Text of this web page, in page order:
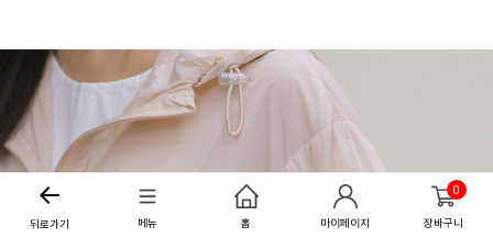
뒤로가기 메뉴 홈 마이페이지
0
장바구니